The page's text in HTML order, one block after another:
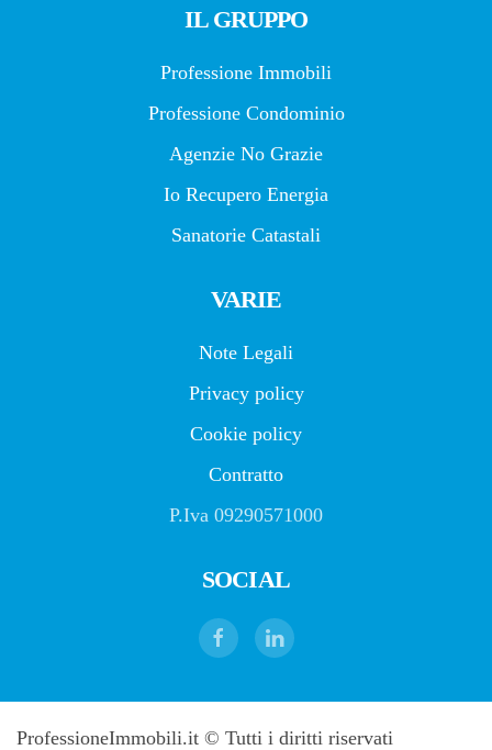
IL GRUPPO
Professione Immobili
Professione Condominio
Agenzie No Grazie
Io Recupero Energia
Sanatorie Catastali
VARIE
Note Legali
Privacy policy
Cookie policy
Contratto
P.Iva 09290571000
SOCIAL
ProfessioneImmobili.it © Tutti i diritti riservati